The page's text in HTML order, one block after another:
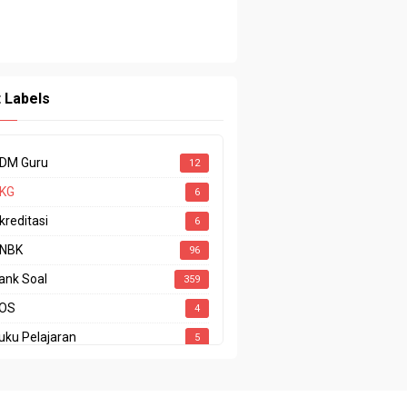
Labels
Guru 12
6
6
96
Soal 359
4
Pelajaran 5